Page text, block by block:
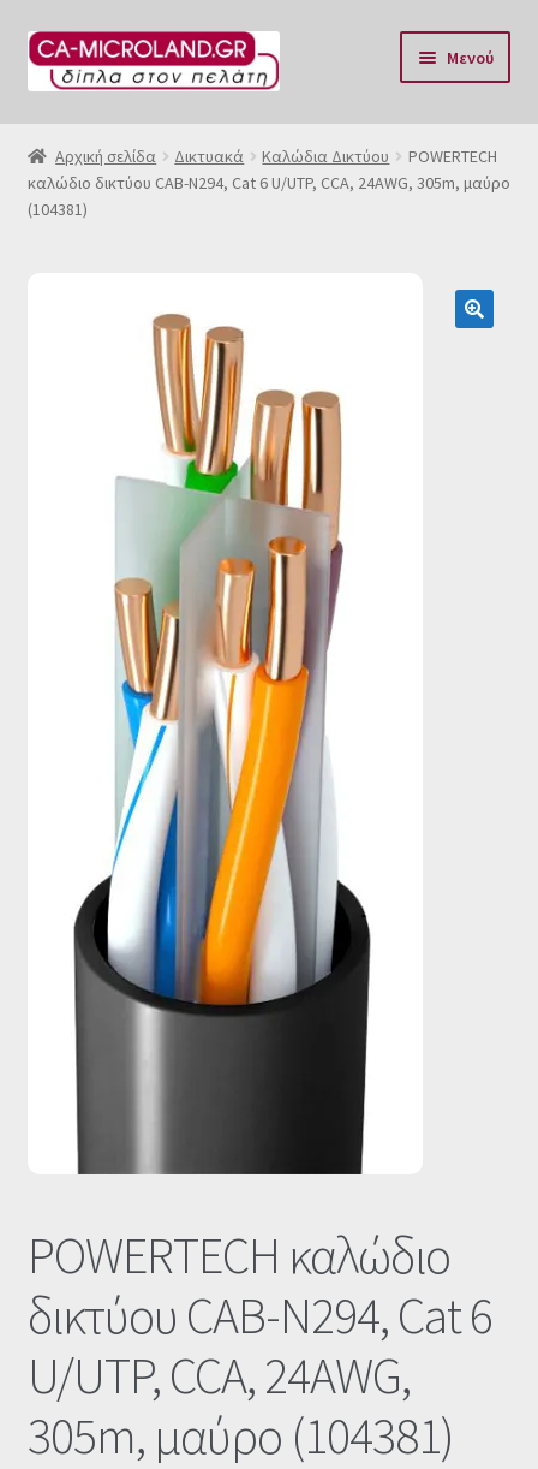
Απευθείας
μετάβαση
Μετάβαση
σε
Μενού
Αρχική
Η Eταιρία μας
Τρόποι Πληρωμής
Πολιτική επιστροφών
Ολοκλήρωση παραγγελίας
Αρχική σελίδα Δικτυακά Καλώδια Δικτύου
POWERTECH
καλώδιο δικτύου CAB-N294, Cat 6 U/UTP, CCA, 24AWG, 305m, μαύρο
(104381)
POWERTECH καλώδιο
δικτύου CAB-N294, Cat 6
U/UTP, CCA, 24AWG,
305m, μαύρο (104381)